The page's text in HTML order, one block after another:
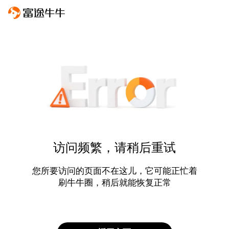
访问频繁，请稍后重试
您所要访问的页面不在这儿，它可能正忙着
刷牛牛圈，稍后就能恢复正常